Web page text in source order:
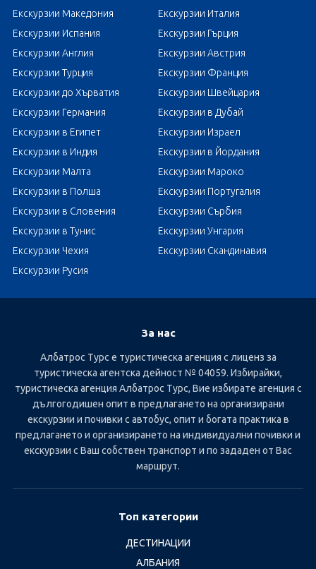
Екскурзии Македония
Екскурзии Италия
Екскурзии Испания
Екскурзии Гърция
Екскурзии Англия
Екскурзии Австрия
Екскурзии Турция
Екскурзии Франция
Екскурзии до Хърватия
Екскурзии Швейцария
Екскурзии Германия
Екскурзии в Дубай
Екскурзии в Египет
Екскурзии Израел
Екскурзии в Индия
Екскурзии в Йордания
Екскурзии Малта
Екскурзии Мароко
Екскурзии в Полша
Екскурзии Португалия
Екскурзии в Словения
Екскурзии Сърбия
Екскурзии в Тунис
Екскурзии Унгария
Екскурзии Чехия
Екскурзии Скандинавия
Екскурзии Русия
За нас
Албатрос Турс е туристическа агенция с лиценз за
туристическа агентска дейност № 04059. Избирайки,
туристическа агенция Албатрос Турс, Вие избирате агенция с
дългогодишен опит в предлагането на организирани
екскурзии и почивки с автобус, опит и богата практика в
предлагането и организирането на индивидуални почивки и
екскурзии с Ваш собствен транспорт и по зададен от Вас
маршрут.
Топ категории
ДЕСТИНАЦИИ
АЛБАНИЯ